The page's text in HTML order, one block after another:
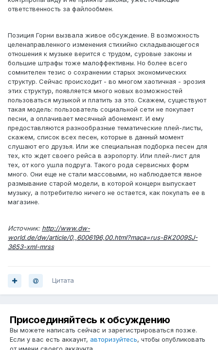
ответственность за файлообмен.
Позиция Горни вызвала живое обсуждение. В возможность
целенаправленного изменения стихийно складывающегося
отношения к музыке верится с трудом, суровые законы и
большие штрафы тоже малоффективны. Но более всего
сомнителен тезис о сохранении старых экономических
структур. Сейчас происходит - во многом хаотичная - эрозия
этих структур, появляется много новых возможностей
пользоваться музыкой и платить за это. Скажем, существуют
такая модель: пользователь социальной сети не покупает
песни, а оплачивает месячный абонемент. И ему
предоставляются разнообразные тематические плей-листы,
скажем, список всех песен, которые в данный момент
слушают его друзья. Или же специальная подборка песен для
тех, кто ждет своего рейса в аэропорту. Или плей-лист для
тех, от кого ушла подруга. Такого рода сервисных форм
много. Они еще не стали массовыми, но наблюдается явное
размывание старой модели, в которой концерн выпускает
музыку, а потребителю ничего не остается, как покупать ее в
магазине.
Источник: http://www.dw-
world.de/dw/article/0,,6006196,00.html?maca=rus-BK2009SJ-
3653-xml-mrss
Цитата
Присоединяйтесь к обсуждению
Вы можете написать сейчас и зарегистрироваться позже.
Если у вас есть аккаунт, авторизуйтесь, чтобы опубликовать